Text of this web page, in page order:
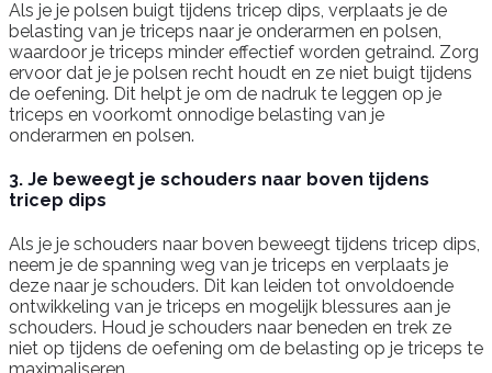
Als je je polsen buigt tijdens tricep dips, verplaats je de
belasting van je triceps naar je onderarmen en polsen,
waardoor je triceps minder effectief worden getraind. Zorg
ervoor dat je je polsen recht houdt en ze niet buigt tijdens
de oefening. Dit helpt je om de nadruk te leggen op je
triceps en voorkomt onnodige belasting van je
onderarmen en polsen.
3. Je beweegt je schouders naar boven tijdens
tricep dips
Als je je schouders naar boven beweegt tijdens tricep dips,
neem je de spanning weg van je triceps en verplaats je
deze naar je schouders. Dit kan leiden tot onvoldoende
ontwikkeling van je triceps en mogelijk blessures aan je
schouders. Houd je schouders naar beneden en trek ze
niet op tijdens de oefening om de belasting op je triceps te